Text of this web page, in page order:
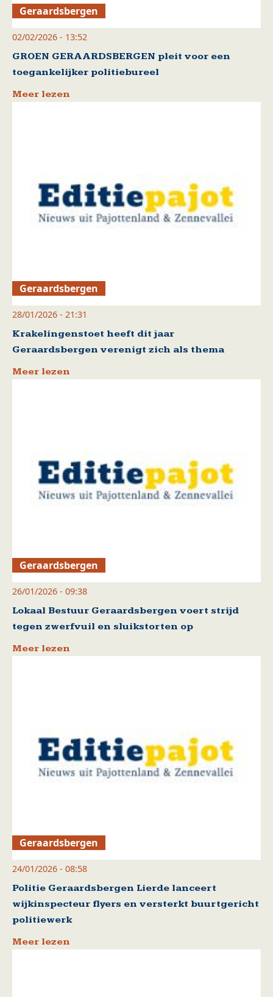
Geraardsbergen
02/02/2026 - 13:52
GROEN GERAARDSBERGEN pleit voor een
toegankelijker politiebureel
Meer lezen
Geraardsbergen
28/01/2026 - 21:31
Krakelingenstoet heeft dit jaar
Geraardsbergen verenigt zich als thema
Meer lezen
Geraardsbergen
26/01/2026 - 09:38
Lokaal Bestuur Geraardsbergen voert strijd
tegen zwerfvuil en sluikstorten op
Meer lezen
Geraardsbergen
24/01/2026 - 08:58
Politie Geraardsbergen Lierde lanceert
wijkinspecteur flyers en versterkt buurtgericht
politiewerk
Meer lezen